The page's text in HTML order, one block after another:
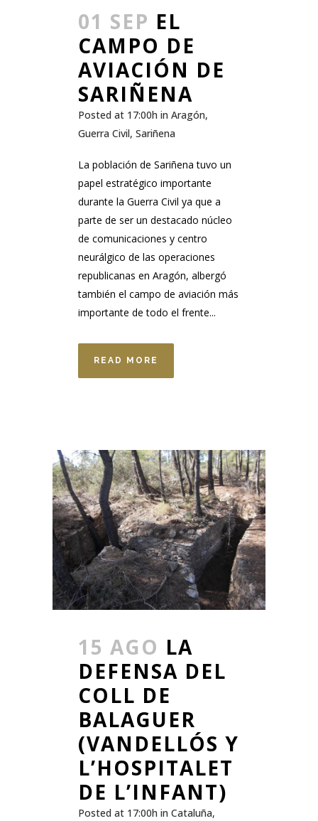
01 SEP EL
CAMPO DE
AVIACIÓN DE
SARIÑENA
Posted at 17:00h in Aragón,
Guerra Civil, Sariñena
La población de Sariñena tuvo un
papel estratégico importante
durante la Guerra Civil ya que a
parte de ser un destacado núcleo
de comunicaciones y centro
neurálgico de las operaciones
republicanas en Aragón, albergó
también el campo de aviación más
importante de todo el frente...
READ MORE
15 AGO LA
DEFENSA DEL
COLL DE
BALAGUER
(VANDELLÓS Y
L’HOSPITALET
DE L’INFANT)
Posted at 17:00h in Cataluña,